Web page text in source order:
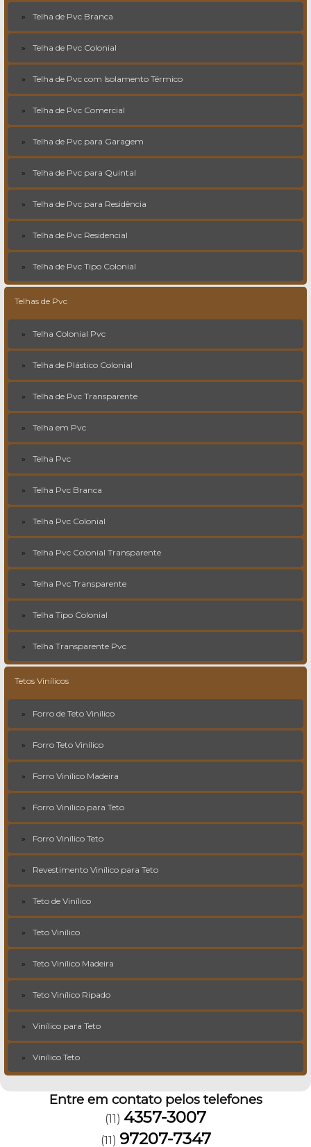
Telha de Pvc Branca
Telha de Pvc Colonial
Telha de Pvc com Isolamento Térmico
Telha de Pvc Comercial
Telha de Pvc para Garagem
Telha de Pvc para Quintal
Telha de Pvc para Residência
Telha de Pvc Residencial
Telha de Pvc Tipo Colonial
Telhas de Pvc
Telha Colonial Pvc
Telha de Plástico Colonial
Telha de Pvc Transparente
Telha em Pvc
Telha Pvc
Telha Pvc Branca
Telha Pvc Colonial
Telha Pvc Colonial Transparente
Telha Pvc Transparente
Telha Tipo Colonial
Telha Transparente Pvc
Tetos Vinílicos
Forro de Teto Vinílico
Forro Teto Vinílico
Forro Vinílico Madeira
Forro Vinílico para Teto
Forro Vinílico Teto
Revestimento Vinílico para Teto
Teto de Vinílico
Teto Vinílico
Teto Vinílico Madeira
Teto Vinílico Ripado
Vinílico para Teto
Vinílico Teto
Entre em contato pelos telefones
(11) 4357-3007
(11) 97207-7347